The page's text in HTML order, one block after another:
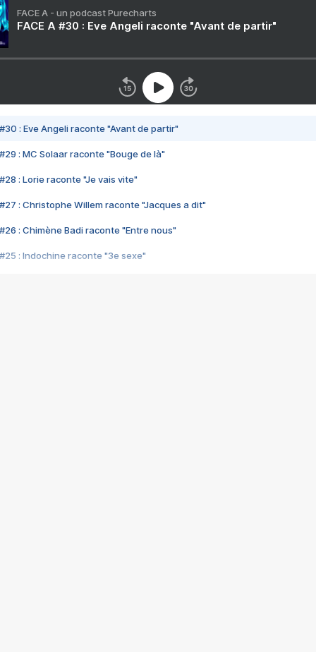
FACE A - un podcast Purecharts
FACE A #30 : Eve Angeli raconte "Avant de partir"
#30 : Eve Angeli raconte "Avant de partir"
#29 : MC Solaar raconte "Bouge de là"
#28 : Lorie raconte "Je vais vite"
#27 : Christophe Willem raconte "Jacques a dit"
#26 : Chimène Badi raconte "Entre nous"
#25 : Indochine raconte "3e sexe"